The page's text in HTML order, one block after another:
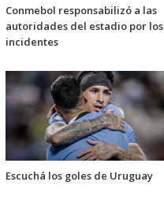
Conmebol responsabilizó a las
autoridades del estadio por los
incidentes
Escuchá los goles de Uruguay